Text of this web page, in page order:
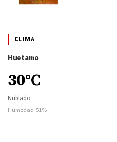
CLIMA
Huetamo
30°C
Nublado
Humedad: 51%